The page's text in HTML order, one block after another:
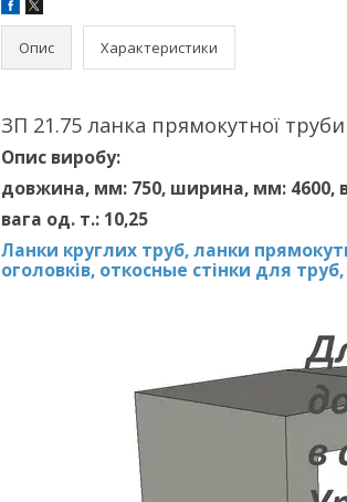
Опис Характеристики
ЗП 21.75 ланка прямокутної труби
Опис виробу:
довжина, мм: 750, ширина, мм: 4600,
вага од. т.: 10,25
Ланки круглих труб, ланки
оголовків, откосные стінки для